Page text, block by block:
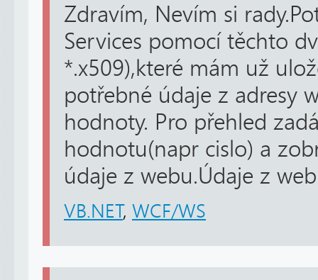
Zdravím, Nevím si
Services pomocí těchto
*.x509),které mám už
potřebné údaje z adresy
hodnoty. Pro přehled
hodnotu(napr cislo) a
údaje z webu.Údaje z
VB.NET, WCF/WS